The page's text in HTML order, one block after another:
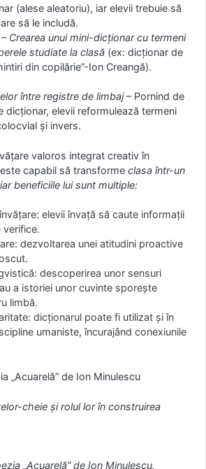
(alese aleatoriu), iar elevii trebuie să
să le includă.
Crearea unui mini-dicționar cu termeni
studiate la clasă (ex: dicționar de
din copilărie”-Ion Creangă).
între registre de limbaj– Pornind de
dicționar, elevii reformulează termeni
și invers.
valoros integrat creativ în
capabil să transforme clasa într-un
beneficiile lui sunt multiple:
elevii învață să caute informații
verifice.
dezvoltarea unei atitudini proactive
descoperirea unor sensuri
a istoriei unor cuvinte sporește
limbă.
dicționarul poate fi utilizat și în
umaniste, încurajând conexiunile
„Acuarelă” de Ion Minulescu
cheie și rolul lor în construirea
„Acuarelă” de Ion Minulescu.